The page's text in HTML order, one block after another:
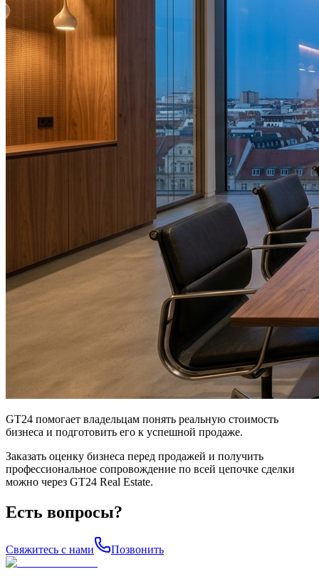
GT24 помогает владельцам понять реальную стоимость
бизнеса и подготовить его к успешной продаже.
Заказать оценку бизнеса перед продажей и получить
профессиональное сопровождение по всей цепочке сделки
можно через GT24 Real Estate.
Есть вопросы?
Свяжитесь с нами Позвонить